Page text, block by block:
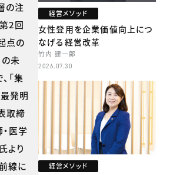
の注
2回
点の
未
「集
発明
取締
医学
より
線に
経営メソッド
女性登用を企業価値向上につ
なげる経営改革
竹内 建一郎
2026.07.30
経営メソッド